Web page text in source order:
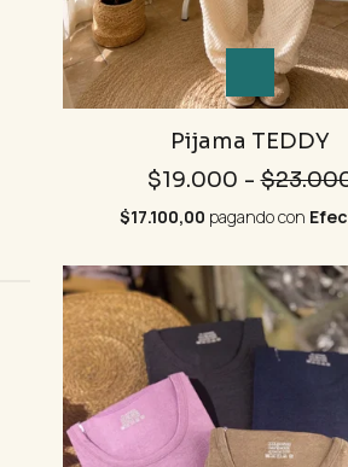
Pijama TEDDY
$19.000 -
$17.100,00 pagando con